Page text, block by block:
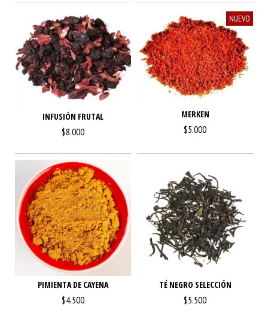
INFUSIÓN FRUTAL
$8.000
NUEVO
MERKEN
$5.000
PIMIENTA DE CAYENA
$4.500
TÉ NEGRO SELECCIÓN
$5.500